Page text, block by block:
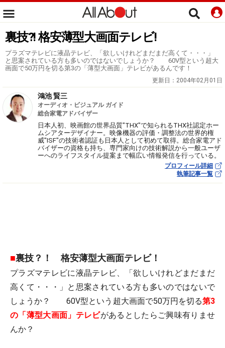
裏技?! 格安薄型大画面テレビ!
プラズマテレビに液晶テレビ、「欲しいけれどまだまだ高くて・・・」
と思案されている方も多いのではないでしょうか？ 60V型という超大
画面で50万円を切る第3の「薄型大画面」テレビがあるんです！
更新日： 2004年02月01日
鴻池 賢三
オーディオ・ビジュアル ガイド
総合家電アドバイザー
日本人初、映画館の世界品質"THX"で知られるTHX社認定ホー
ムシアターデザイナー。映像機器の評価・調整法の世界的権
威"ISF"の技術者認証も日本人として初めて取得。総合家電アド
バイザーの資格も持ち、専門家向けの技術解説から一般ユーザ
ーへのライフスタイル提案まで幅広い情報発信を行っている。
プロフィール詳細
執筆記事一覧
■裏技？！ 格安薄型大画面テレビ！
プラズマテレビに液晶テレビ、「欲しいけれどまだまだ
高くて・・・」と思案されている方も多いのではないで
しょうか？ 60V型という超大画面で50万円を切る第3
の「薄型大画面」テレビがあるとしたらご興味有りませ
んか？